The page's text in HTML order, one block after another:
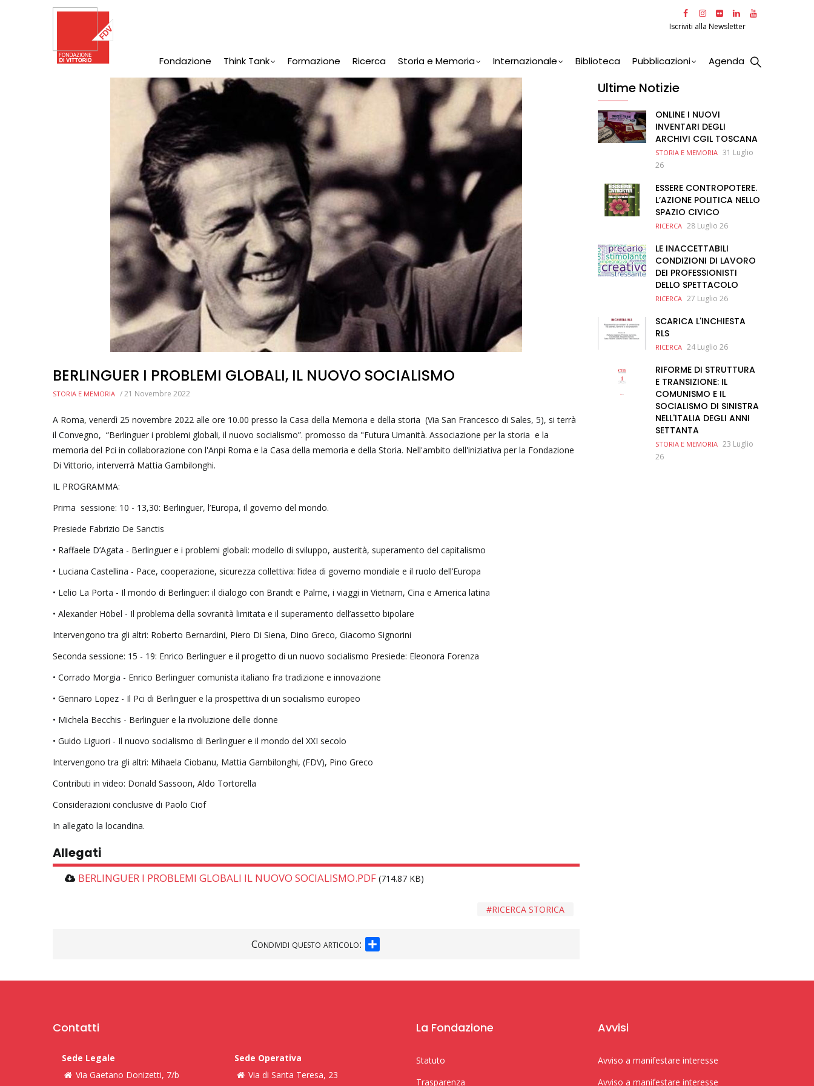
Iscriviti alla Newsletter
Main
Navigation
Fondazione Think Tank Formazione Ricerca Storia e Memoria Internazionale Biblioteca Pubblicazioni Agenda
BERLINGUER I PROBLEMI GLOBALI, IL NUOVO SOCIALISMO
STORIA E MEMORIA /21 Novembre 2022
A Roma, venerdì 25 novembre 2022 alle ore 10.00 presso la Casa della Memoria e della storia (Via San Francesco di Sales, 5), si terrà
il Convegno, “Berlinguer i problemi globali, il nuovo socialismo”. promosso da "Futura Umanità. Associazione per la storia e la
memoria del Pci in collaborazione con l'Anpi Roma e la Casa della memoria e della Storia. Nell'ambito dell'iniziativa per la Fondazione
Di Vittorio, interverrà Mattia Gambilonghi.
IL PROGRAMMA:
Prima sessione: 10 - 13,30: Berlinguer, l’Europa, il governo del mondo.
Presiede Fabrizio De Sanctis
• Raffaele D’Agata - Berlinguer e i problemi globali: modello di sviluppo, austerità, superamento del capitalismo
• Luciana Castellina - Pace, cooperazione, sicurezza collettiva: l’idea di governo mondiale e il ruolo dell’Europa
• Lelio La Porta - Il mondo di Berlinguer: il dialogo con Brandt e Palme, i viaggi in Vietnam, Cina e America latina
• Alexander Höbel - Il problema della sovranità limitata e il superamento dell’assetto bipolare
Intervengono tra gli altri: Roberto Bernardini, Piero Di Siena, Dino Greco, Giacomo Signorini
Seconda sessione: 15 - 19: Enrico Berlinguer e il progetto di un nuovo socialismo Presiede: Eleonora Forenza
• Corrado Morgia - Enrico Berlinguer comunista italiano fra tradizione e innovazione
• Gennaro Lopez - Il Pci di Berlinguer e la prospettiva di un socialismo europeo
• Michela Becchis - Berlinguer e la rivoluzione delle donne
• Guido Liguori - Il nuovo socialismo di Berlinguer e il mondo del XXI secolo
Intervengono tra gli altri: Mihaela Ciobanu, Mattia Gambilonghi, (FDV), Pino Greco
Contributi in video: Donald Sassoon, Aldo Tortorella
Considerazioni conclusive di Paolo Ciof
In allegato la locandina.
Allegati
BERLINGUER I PROBLEMI GLOBALI IL NUOVO SOCIALISMO.PDF (714.87 KB)
RICERCA STORICA
Condividi questo articolo:
Ultime Notizie
ONLINE I NUOVI
INVENTARI DEGLI
ARCHIVI CGIL TOSCANA
STORIA E MEMORIA 31 Luglio
26
ESSERE CONTROPOTERE.
L’AZIONE POLITICA NELLO
SPAZIO CIVICO
RICERCA 28 Luglio 26
LE INACCETTABILI
CONDIZIONI DI LAVORO
DEI PROFESSIONISTI
DELLO SPETTACOLO
RICERCA 27 Luglio 26
SCARICA L'INCHIESTA
RLS
RICERCA 24 Luglio 26
RIFORME DI STRUTTURA
E TRANSIZIONE: IL
COMUNISMO E IL
SOCIALISMO DI SINISTRA
NELL'ITALIA DEGLI ANNI
SETTANTA
STORIA E MEMORIA 23 Luglio
26
Contatti
Sede Legale
Via Gaetano Donizetti, 7/b
Sede Operativa
Via di Santa Teresa, 23
La Fondazione
Statuto
Trasparenza
Avvisi
Avviso a manifestare interesse
Avviso a manifestare interesse